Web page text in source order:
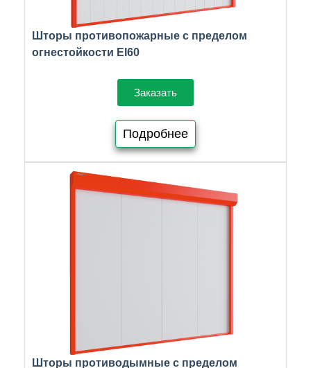
Шторы противопожарные с пределом
огнестойкости EI60
Заказать
Подробнее
Шторы противодымные с пределом